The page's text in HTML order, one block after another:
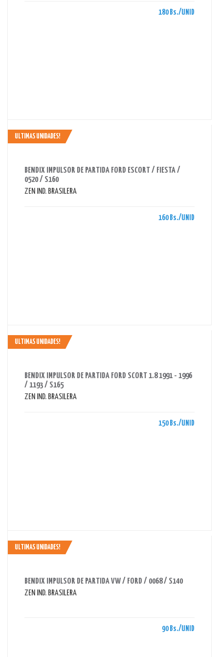
180 Bs./UNID
ULTIMAS UNIDADES!
BENDIX IMPULSOR DE PARTIDA FORD ESCORT / FIESTA /
0520 / S160
ZEN IND. BRASILERA
160 Bs./UNID
ULTIMAS UNIDADES!
BENDIX IMPULSOR DE PARTIDA FORD SCORT 1.8 1991 - 1996
/ 1193 / S165
ZEN IND. BRASILERA
150 Bs./UNID
ULTIMAS UNIDADES!
BENDIX IMPULSOR DE PARTIDA VW / FORD / 0068 / S140
ZEN IND. BRASILERA
90 Bs./UNID